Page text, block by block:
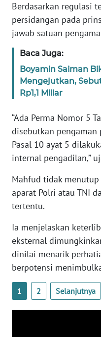
Berdasarkan regulasi
persidangan pada
jawab satuan
Baca Juga:
Boyamin Saiman
Mengejutkan,
Rp1,1 Miliar
“Ada Perma Nomor 5
disebutkan
Pasal 10 ayat 5
internal pengadilan,”
Mahfud tidak
aparat Polri atau TNI
tertentu.
Ia menjelaskan
eksternal
dinilai menarik
berpotensi
1 2 Selanjutnya
SUMUT
WN
WN
JABAR
BANTEN
WN
NTT
WN
KEPRI
PAPUA
WN
PAPUA
BARAT
WN
RIAU